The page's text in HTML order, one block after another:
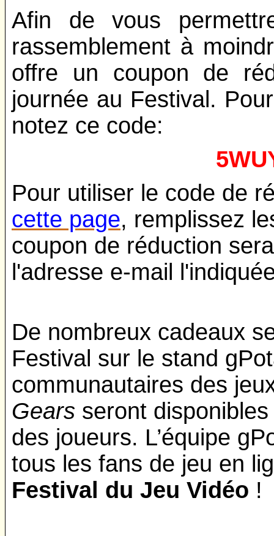
Afin de vous
rassemblement à
offre un coupon de
journée au Festival.
notez ce code:
Pour utiliser le code de
cette page, remplissez
coupon de réduction
l'adresse e-mail
De nombreux cadeaux
Festival sur le stand
communautaires des
Gears seront
des joueurs. L’équipe
tous les fans de jeu en
Festival du Jeu Vidéo !